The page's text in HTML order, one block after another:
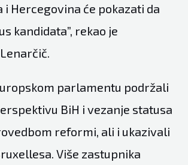
i Hercegovina će pokazati da
kandidata”, rekao je
parlamentu podržali
BiH i vezanje statusa
reformi, ali i ukazivali
Više zastupnika